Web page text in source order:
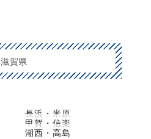
滋賀県
長浜・米原
甲賀・信楽
湖西・高島